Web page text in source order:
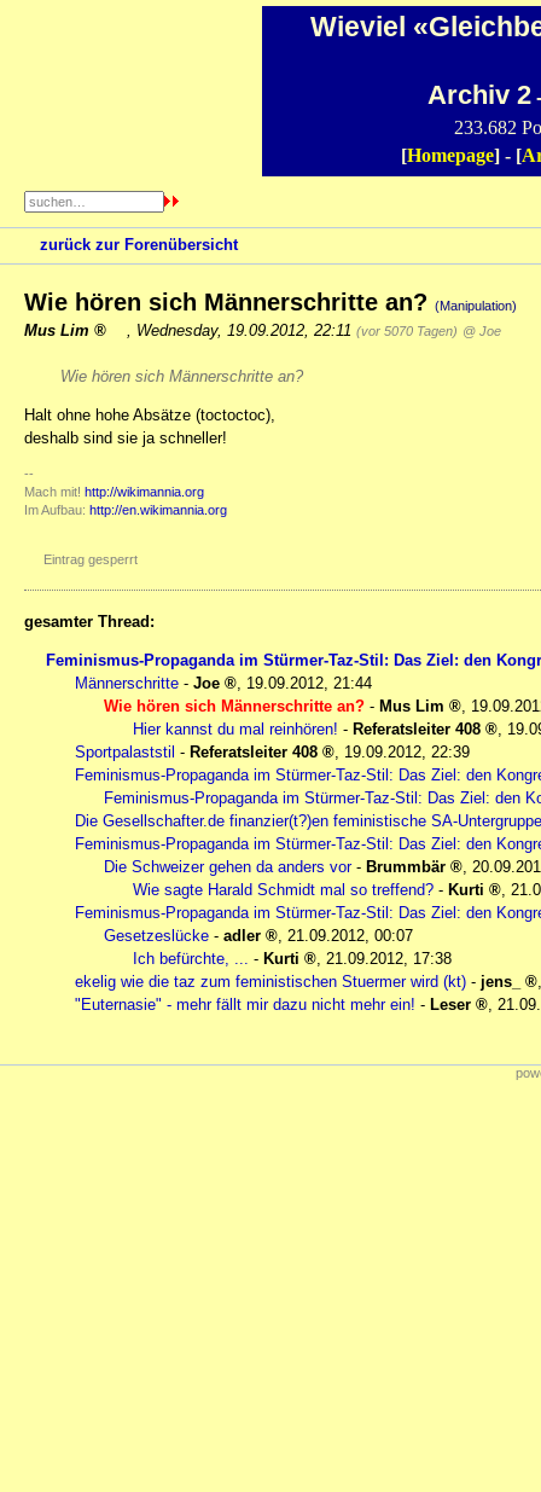
Wieviel
Archiv 2
233.682
[Homepage] - [
zurück zur Forenübersicht
Wie hören sich Männerschritte an? (Manipulation)
Mus Lim Wednesday, 19.09.2012, 22:11 (vor 5070 Tagen) @ Joe
Wie hören sich Männerschritte an?
Halt ohne hohe Absätze (toctoctoc),
deshalb sind sie ja schneller!
--
Mach mit! http://wikimannia.org
Im Aufbau: http://en.wikimannia.org
Eintrag gesperrt
gesamter Thread:
Feminismus-Propaganda im Stürmer-Taz-Stil: Das Ziel: den
Männerschritte - Joe , 19.09.2012, 21:44
Wie hören sich Männerschritte an? - Mus Lim ,
Hier kannst du mal reinhören! - Referatsleiter 408 ,
Sportpalaststil - Referatsleiter 408 , 19.09.2012, 22:39
Feminismus-Propaganda im Stürmer-Taz-Stil: Das Ziel: den
Feminismus-Propaganda im Stürmer-Taz-Stil: Das Ziel: den
Die Gesellschafter.de finanzier(t?)en feministische SA-Untergruppe
Feminismus-Propaganda im Stürmer-Taz-Stil: Das Ziel: den
Die Schweizer gehen da anders vor- Brummbär ,
Wie sagte Harald Schmidt mal so treffend? - Kurti ,
Feminismus-Propaganda im Stürmer-Taz-Stil: Das Ziel: den
Gesetzeslücke - adler , 21.09.2012, 00:07
Ich befürchte, ... - Kurti , 21.09.2012, 17:38
ekelig wie die taz zum feministischen Stuermer wird (kt) - jens_
"Euternasie" - mehr fällt mir dazu nicht mehr ein! - Leser ,